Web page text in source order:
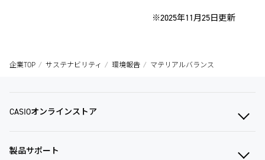
※2025年11月25日更新
企業TOP サステナビリティ 環境報告 マテリアルバランス
CASIOオンラインストア
製品サポート